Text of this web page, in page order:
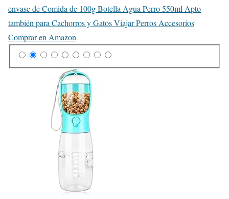
envase de Comida de 100g Botella Agua Perro 550ml Apto
también para Cachorros y Gatos Viajar Perros Accesorios
Comprar en Amazon